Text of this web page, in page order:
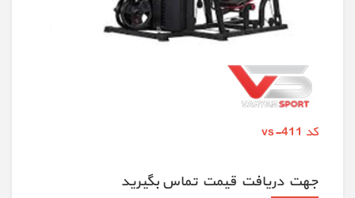
کد vs-411
جهت دريافت قيمت تماس بگيريد